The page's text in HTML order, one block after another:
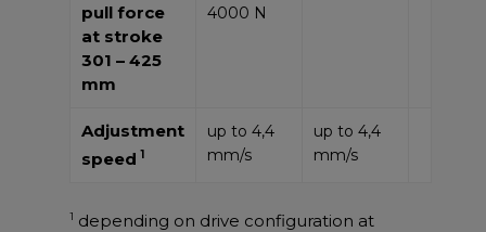
pull force
at stroke
301 – 425
mm
4000 N
Adjustment
speed 1
up to 4,4
mm/s
up to 4,4
mm/s
1 depending on drive configuration at